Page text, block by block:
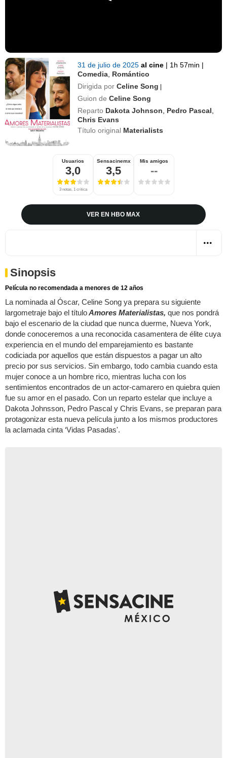
31 de julio de 2025al cine | 1h 57min |
Comedia Romántico
Dirigida por Celine Song |
Guion de Celine Song
Reparto Dakota Johnson Pedro Pascal
Chris Evans
Título original Materialists
Usuarios
3,0
3 notas, 1 crítica
Sensacinemx
3,5
Mis amigos
--
VER EN HBO MAX
Sinopsis
Película no recomendada a menores de 12 años
La nominada al Óscar, Celine Song ya prepara su siguiente
largometraje bajo el títuloAmores Materialistas, que nos pondrá
bajo el escenario de la ciudad que nunca duerme, Nueva York,
donde conoceremos a una reconocida casamentera de élite cuya
experiencia en el mundo del emparejamiento es bastante
codiciada por aquellos que están dispuestos a pagar un alto
precio por sus servicios. Sin embargo, todo cambia cuando esta
mujer conoce a un hombre rico, mientras lucha con los
sentimientos encontrados de un actor-camarero en quiebra quien
fue su amor en el pasado. Con un reparto estelar que incluye a
Dakota Johnsson, Pedro Pascal y Chris Evans, se preparan para
protagonizar esta nueva película junto a los mismos productores
la aclamada cinta ‘Vidas Pasadas'.